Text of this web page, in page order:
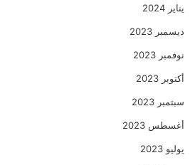
يناير 2024
ديسمبر 2023
نوفمبر 2023
أكتوبر 2023
سبتمبر 2023
أغسطس 2023
يوليو 2023